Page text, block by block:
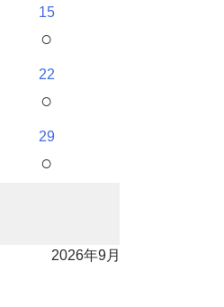
15
○
22
○
29
○
2026年9月